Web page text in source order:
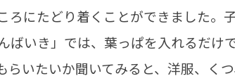
ろにたどり着くことができました。
ばいき」では、葉っぱを入れるだ
らいたいか聞いてみると、洋服、